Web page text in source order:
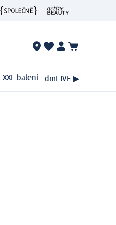
XXL balení dmLIVE ▶